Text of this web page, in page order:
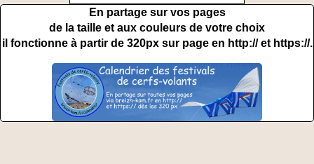
En partage sur vos pages
de la taille et aux couleurs de votre choix
il fonctionne à partir de 320px sur page en http:// et https://.